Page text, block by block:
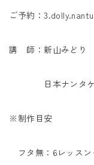
ご予約：
講 師：新山
日本ナンタケット
※制作目
フタ無：6レ